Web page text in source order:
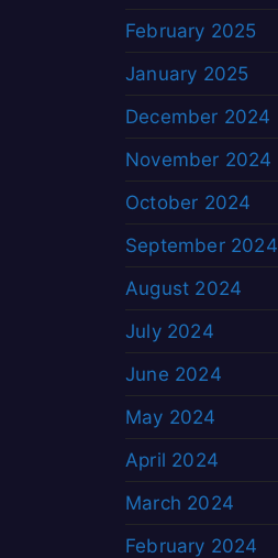
February 2025
January 2025
December 2024
November 2024
October 2024
September 2024
August 2024
July 2024
June 2024
May 2024
April 2024
March 2024
February 2024